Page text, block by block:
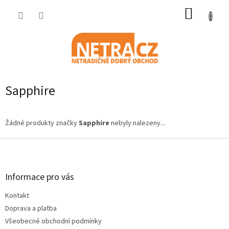
Sapphire
Žádné produkty značkySapphire nebyly nalezeny...
Z
Informace pro vás
Kontakt
Doprava a platba
Všeobecné obchodní podmínky